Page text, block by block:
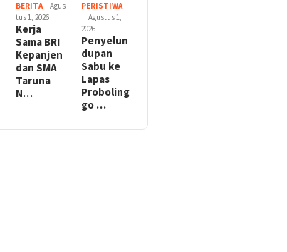
BERITA
Agus
tus 1, 2026
Kerja
Sama BRI
Kepanjen
dan SMA
Taruna
N…
PERISTIWA
Agustus 1,
2026
Penyelun
dupan
Sabu ke
Lapas
Proboling
go …